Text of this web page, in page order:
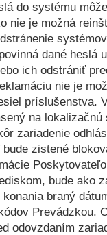
do systému
nie je možná
dané heslá
ich odstrániť
nie je
príslušenstva.
na lokalizačnú
zariadenie
zistené
bude ako
braný
Prevádzkou.
odovzdaním